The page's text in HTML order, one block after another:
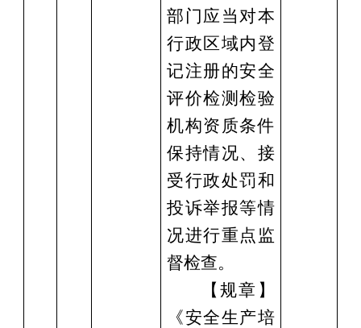
部门应当对本
行政区域内登
记注册的安全
评价检测检验
机构资质条件
保持情况、接
受行政处罚和
投诉举报等情
况进行重点监
督检查。
【规章】
《安全生产培